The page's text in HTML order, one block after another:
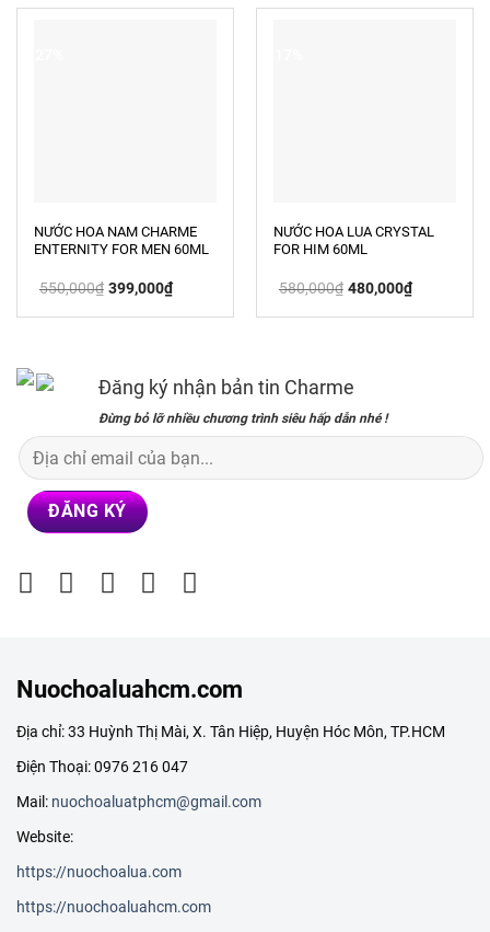
490,000₫.
425,000₫.
NƯỚC HOA NAM CHARME
ENTERNITY FOR MEN 60ML
550,000₫ Giá
gốc
399,000₫Giá
hiện
NƯỚC HOA LUA CRYSTAL
FOR HIM 60ML
580,000₫ Giá
gốc
480,000₫Giá
hiện
Đăng ký nhận bản tin Charme
Đừng bỏ lỡ nhiều chương trình siêu hấp dẫn nhé !
Nuochoaluahcm.com
Địa chỉ: 33 Huỳnh Thị Mài, X. Tân Hiệp, Huyện Hóc Môn, TP.HCM
Điện Thoại: 0976 216 047
Mail: nuochoaluatphcm@gmail.com
Website:
https://nuochoalua.com
https://nuochoaluahcm.com